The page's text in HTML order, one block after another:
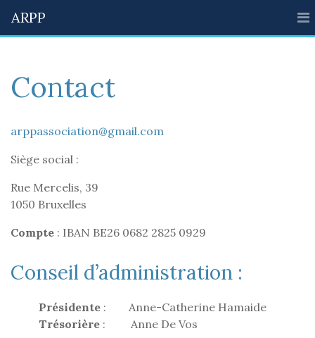
ARPP
Contact
arppassociation@gmail.com
Siège social :
Rue Mercelis, 39
1050 Bruxelles
Compte : IBAN BE26 0682 2825 0929
Conseil d’administration :
Présidente : Anne-Catherine Hamaide
Trésorière : Anne De Vos